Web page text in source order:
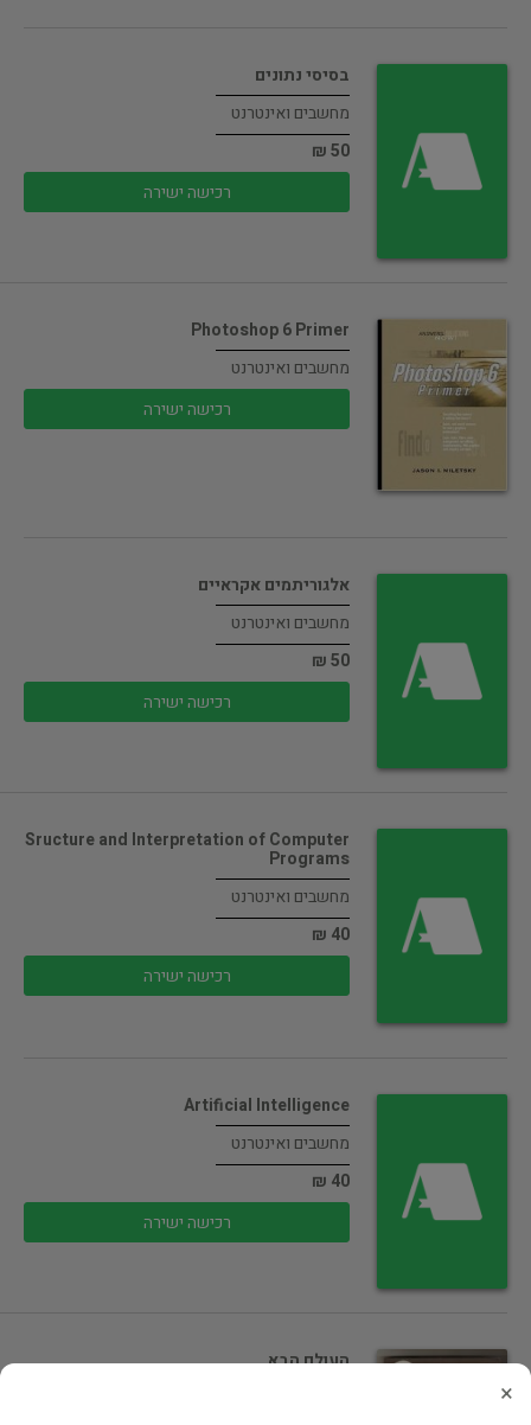
בסיסי נתונים
מחשבים ואינטרנט
50 ₪
רכישה ישירה
Photoshop 6 Primer
מחשבים ואינטרנט
רכישה ישירה
אלגוריתמים אקראיים
מחשבים ואינטרנט
50 ₪
רכישה ישירה
Sructure and Interpretation of Computer
Programs
מחשבים ואינטרנט
40 ₪
רכישה ישירה
Artificial Intelligence
מחשבים ואינטרנט
40 ₪
רכישה ישירה
העולם הבא
×